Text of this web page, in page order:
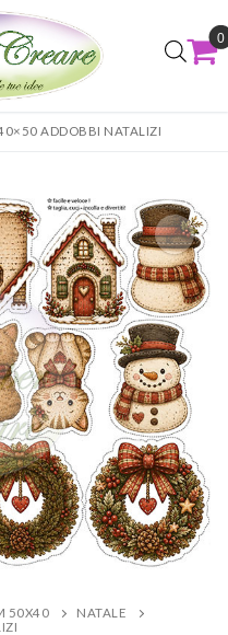
0
ADDOBBI NATALIZI
50X40
NATALE